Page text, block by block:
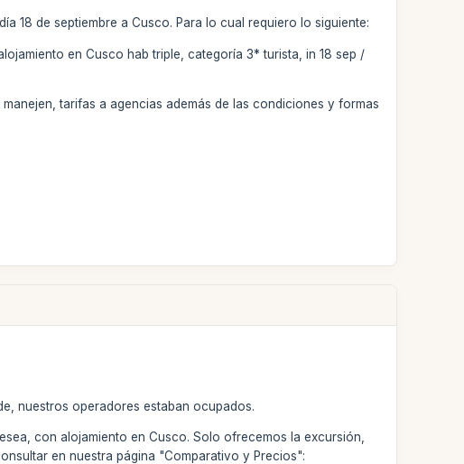
18 de septiembre a Cusco. Para lo cual requiero lo siguiente:
en Cusco hab triple, categoría 3* turista, in 18 sep /
tarifas a agencias además de las condiciones y formas
nuestros operadores estaban ocupados.
con alojamiento en Cusco. Solo ofrecemos la excursión,
en nuestra página "Comparativo y Precios":